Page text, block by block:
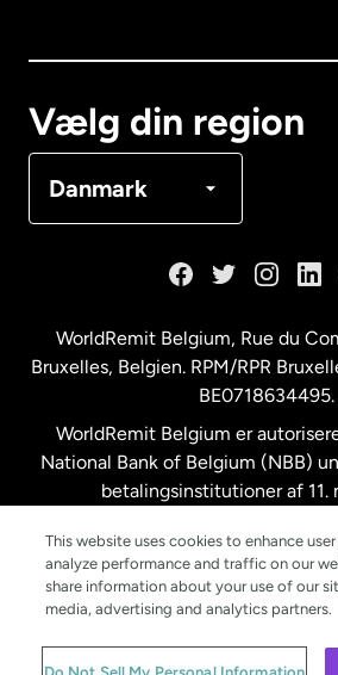
Vælg din region
Danmark
Malaysia
New Zealand
Spanien
Storbritannien
WorldRemit Belgium, Rue du
Bruxelles, Belgien. RPM/RPR
BE0718634495.
WorldRemit Belgium er
National Bank of Belgium (NBB)
betalingsinstitutioner af 11.
This website uses cookies to enhance
analyze performance and traffic on our
share information about your use of our
media, advertising and analytics partners.